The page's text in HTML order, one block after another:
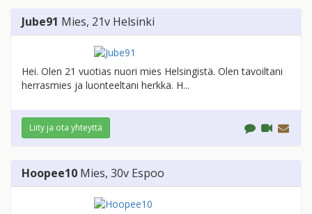
Jube91 Mies, 21v Helsinki
Hei. Olen 21 vuotias nuori mies Helsingistä. Olen tavoiltani
herrasmies ja luonteeltani herkkä. H...
Liity ja ota yhteyttä
Hoopee10 Mies, 30v Espoo